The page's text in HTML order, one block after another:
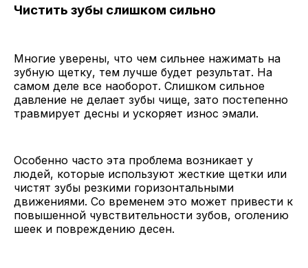
Чистить зубы слишком сильно
Многие уверены, что чем сильнее нажимать на
зубную щетку, тем лучше будет результат. На
самом деле все наоборот. Слишком сильное
давление не делает зубы чище, зато постепенно
травмирует десны и ускоряет износ эмали.
Особенно часто эта проблема возникает у
людей, которые используют жесткие щетки или
чистят зубы резкими горизонтальными
движениями. Со временем это может привести к
повышенной чувствительности зубов, оголению
шеек и повреждению десен.